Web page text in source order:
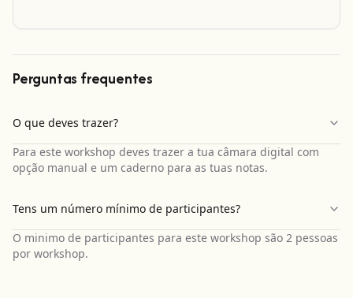
Perguntas frequentes
O que deves trazer?
Para este workshop deves trazer a tua câmara digital com
opção manual e um caderno para as tuas notas.
Tens um número mínimo de participantes?
O minimo de participantes para este workshop são 2 pessoas
por workshop.